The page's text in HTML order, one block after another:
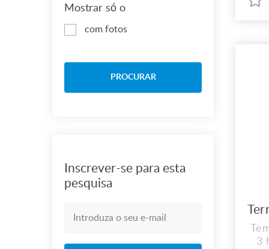
Mostrar só o
com fotos
PROCURAR
Inscrever-se para esta
pesquisa
3